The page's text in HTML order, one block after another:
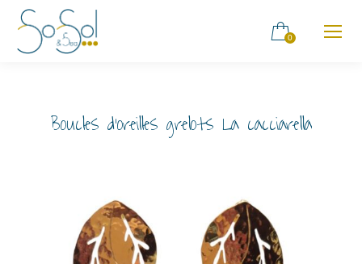
0
Boucles d’oreilles grelots La cacciarella